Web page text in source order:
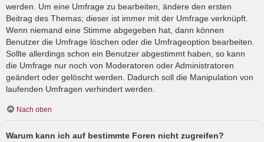
werden. Um eine Umfrage zu bearbeiten, ändere den ersten
Beitrag des Themas; dieser ist immer mit der Umfrage verknüpft.
Wenn niemand eine Stimme abgegeben hat, dann können
Benutzer die Umfrage löschen oder die Umfrageoption bearbeiten.
Sollte allerdings schon ein Benutzer abgestimmt haben, so kann
die Umfrage nur noch von Moderatoren oder Administratoren
geändert oder gelöscht werden. Dadurch soll die Manipulation von
laufenden Umfragen verhindert werden.
Nach oben
Warum kann ich auf bestimmte Foren nicht zugreifen?